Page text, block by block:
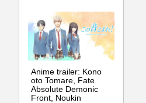
Anime trailer: Kono
oto Tomare, Fate
Absolute Demonic
Front, Noukin